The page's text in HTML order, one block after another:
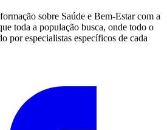
sobre Saúde e Bem-Estar com a
toda a população busca, onde todo o
por especialistas específicos de cada